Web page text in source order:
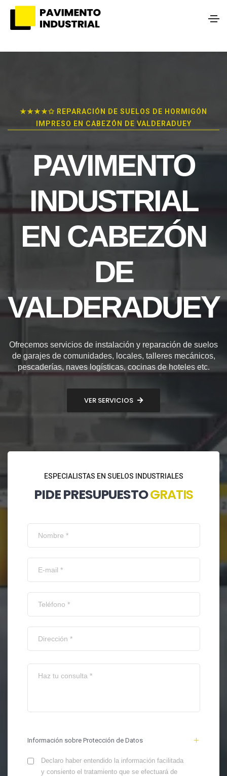
★★★★✩ REPARACIÓN DE SUELOS DE HORMIGÓN
IMPRESO EN CABEZÓN DE VALDERADUEY
PAVIMENTO
INDUSTRIAL
EN CABEZÓN
DE
VALDERADUEY
Ofrecemos servicios de instalación y reparación de suelos
de garajes de comunidades, locales, talleres mecánicos,
pescaderías, naves logísticas, cocinas de hoteles etc.
VER SERVICIOS
ESPECIALISTAS EN SUELOS INDUSTRIALES
PIDE PRESUPUESTOGRATIS
Información sobre Protección de Datos
Declaro haber entendido la información facilitada
y consiento el tratamiento que se efectuará de